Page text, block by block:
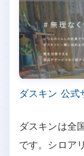
ダスキン 公式
ダスキンは全
です。シロア